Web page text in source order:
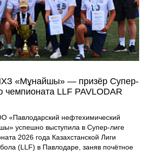
«Мұнайшы» — призёр Супер-
чемпионата LLF PAVLODAR
нефтехимический
успешно выступила в Супер-лиге
2026 года Казахстанской Лиги
(LLF) в Павлодаре, заняв почётное